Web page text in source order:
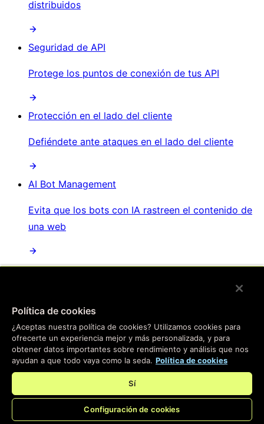
distribuidos
Seguridad de API
Protege los puntos de conexión de tus API
Protección en el lado del cliente
Defiéndete ante ataques en el lado del cliente
AI Bot Management
Evita que los bots con IA rastreen el contenido de
una web
Main menu
/ Productos
Compute
Informática en el borde
Pasa tus aplicaciones al borde: nuestra plataforma
instantánea te ayudará a crear experiencias
Política de cookies
¿Aceptas nuestra política de cookies? Utilizamos cookies para
ofrecerte un experiencia mejor y más personalizada, y para
obtener datos importantes sobre rendimiento y análisis que nos
ayudan a que todo vaya como la seda. Política de cookies
Sí
Configuración de cookies